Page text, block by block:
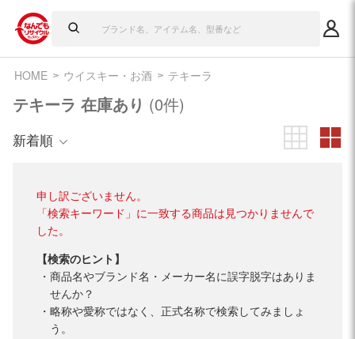
HOME ウイスキー・お酒 テキーラ
テキーラ 在庫あり (0件)
新着順
申し訳ございません。
「検索キーワード」に一致する商品は見つかりませんで
した。
【検索のヒント】
商品名やブランド名・メーカー名に誤字脱字はありま
せんか？
略称や愛称ではなく、正式名称で検索してみましょ
う。